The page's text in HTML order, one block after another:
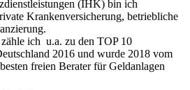
(IHK) bin ich
Krankenversicherung, betriebliche
ich u.a. zu den TOP 10
2016 und wurde 2018 vom
freien Berater für Geldanlagen